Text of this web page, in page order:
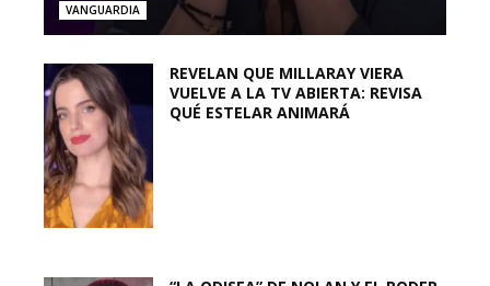
VANGUARDIA
REVELAN QUE MILLARAY VIERA
VUELVE A LA TV ABIERTA: REVISA
QUÉ ESTELAR ANIMARÁ